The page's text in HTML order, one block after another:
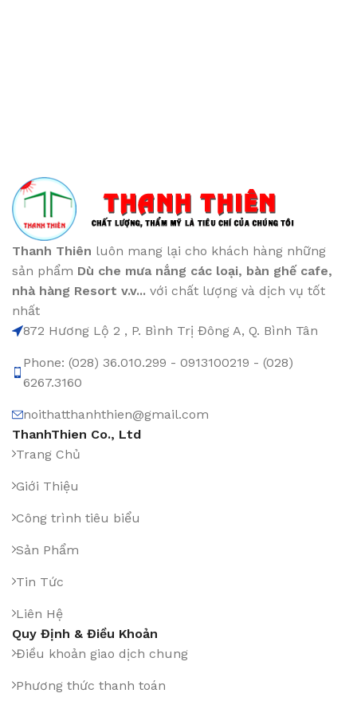
Thanh Thiên luôn mang lại cho khách hàng những
sản phẩm Dù che mưa nắng các loại, bàn ghế cafe,
nhà hàng Resort v.v... với chất lượng và dịch vụ tốt
nhất
872 Hương Lộ 2 , P. Bình Trị Đông A, Q. Bình Tân
Phone: (028) 36.010.299 - 0913100219 - (028)
6267.3160
noithatthanhthien@gmail.com
ThanhThien Co., Ltd
Trang Chủ
Giới Thiệu
Công trình tiêu biểu
Sản Phẩm
Tin Tức
Liên Hệ
Quy Định & Điều Khoản
Điều khoản giao dịch chung
Phương thức thanh toán